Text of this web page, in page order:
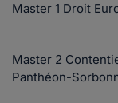
Master 1 Droit
Master 2
Panthéon-